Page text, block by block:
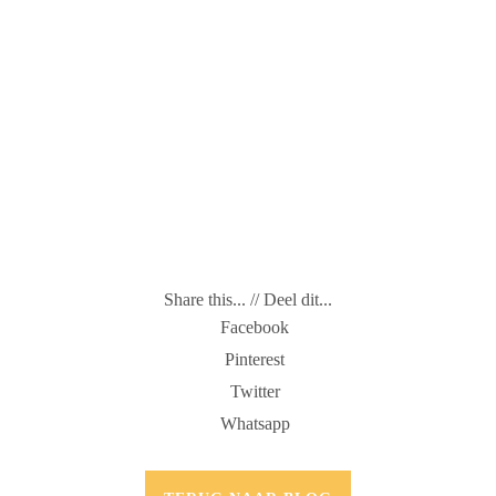
Share this... // Deel dit...
Facebook
Pinterest
Twitter
Whatsapp